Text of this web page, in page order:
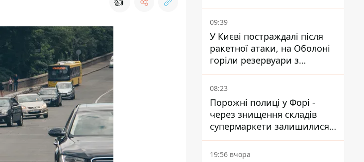
вже понад 90 років
09:39
У Києві постраждалі після
ракетної атаки, на Оболоні
горіли резервуари з
паливом
08:23
Порожні полиці у Форі -
через знищення складів
супермаркети залишилися
без асортименту
19:56 вчора